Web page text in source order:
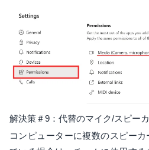
解決策＃9：代替のマイク/スピー
コンピューターに複数のスピー